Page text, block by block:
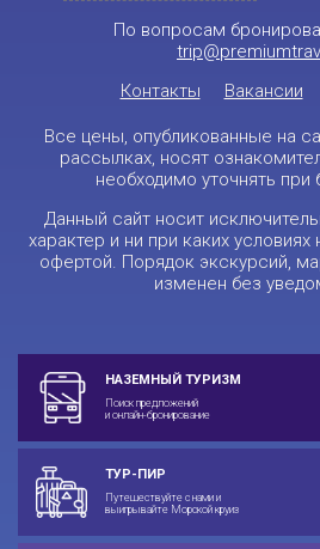
По вопросам
Контакты
Вакансии
Все цены, опубликованные на
рассылках, носят
необходимо уточнять при
Данный сайт носит
характер и ни при каких условиях
офертой. Порядок экскурсий,
изменен без
НАЗЕМНЫЙ ТУРИЗМ
Поиск предложений
и онлайн-бронирование
ТУР-ПИР
Путешествуйте с нами и
выигрывайте Морской круиз